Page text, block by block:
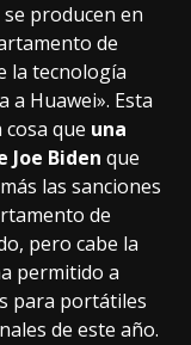
producen en
de
la tecnología
a Huawei». Esta
que una
Joe Biden que
las sanciones
de
pero cabe la
permitido a
para portátiles
de este año.